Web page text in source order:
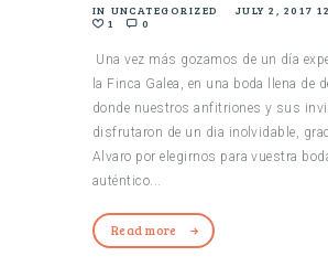
IN UNCATEGORIZED
JULY 2, 2017
1
0
Una vez más gozamos de un día
la Finca Galea, en una boda llena de
donde nuestros anfitriones y sus
disfrutaron de un dia inolvidable,
Alvaro por elegirnos para vuestra
auténtico...
Read more